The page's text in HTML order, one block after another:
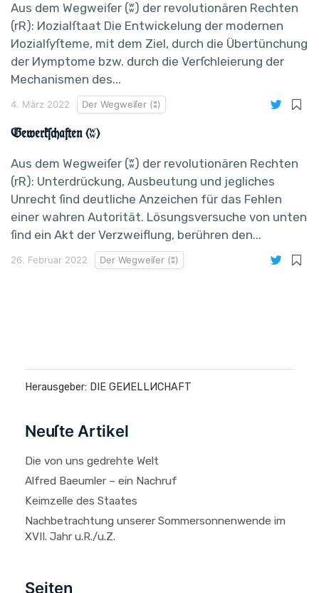
Aus dem Wegweiſer (ʬ) der revolutionären Rechten
(rR): Иozialſtaat Die Entwickelung der modernen
Иozialſyſteme, mit dem Ziel, durch die Übertünchung
der Иymptome bzw. durch die Verſchleierung der
Mechanismen des...
4. März 2022 Der Wegweiſer (ʬ)
Gewerkſchaften (ʬ)
Aus dem Wegweiſer (ʬ) der revolutionären Rechten
(rR): Unterdrückung, Ausbeutung und jegliches
Unrecht ſind deutliche Anzeichen für das Fehlen
einer wahren Autorität. Lösungsversuche von unten
ſind ein Akt der Verzweiflung, berühren den...
26. Februar 2022 Der Wegweiſer (ʬ)
Herausgeber: DIE GEИELLИCHAFT
Neuſte Artikel
Die von uns gedrehte Welt
Alfred Baeumler – ein Nachruf
Keimzelle des Staates
Nachbetrachtung unserer Sommersonnenwende im
XVII. Jahr u.R./u.Z.
Seiten